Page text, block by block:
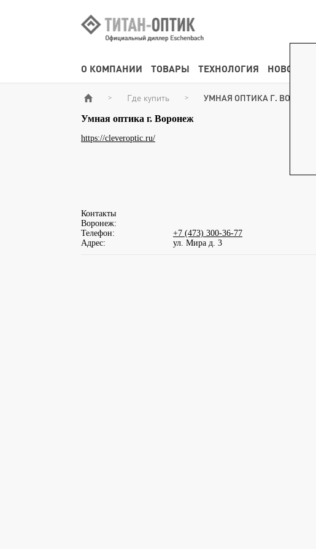
О КОМПАНИИ ТОВАРЫ ТЕХНОЛОГИЯ НОВОСТИ
> Где купить > УМНАЯ ОПТИКА Г. ВОРОНЕЖ
Умная оптика г. Воронеж
https://cleveroptic.ru/
Контакты
Воронеж:
Телефон:
+7 (473) 300-36-77
Адрес:
ул. Мира д. 3